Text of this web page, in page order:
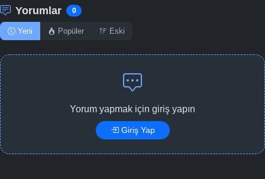
Yorumlar 0
Yeni Popüler Eski
Yorum yapmak için giriş yapın
Giriş Yap